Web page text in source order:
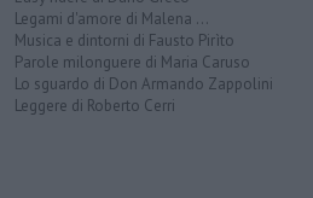
Legami d'amore di Malena ...
Musica e dintorni di Fausto Pirìto
Parole milonguere di Maria Caruso
Lo sguardo di Don Armando Zappolini
Leggere di Roberto Cerri